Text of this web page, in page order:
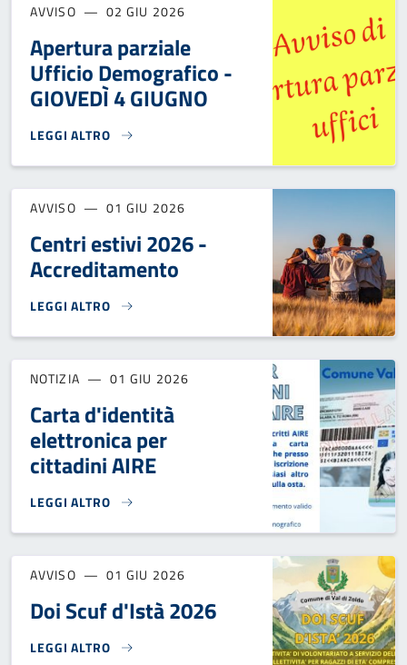
AVVISO 02 GIU 2026
Apertura parziale
Ufficio Demografico -
GIOVEDÌ 4 GIUGNO
LEGGI ALTRO
APERTURA PARZIALE UFFICIO DEMOGRAFICO - GIOVEDÌ 4
AVVISO 01 GIU 2026
Centri estivi 2026 -
Accreditamento
LEGGI ALTRO
CENTRI ESTIVI 2026 - ACCREDITAMENTO}
NOTIZIA 01 GIU 2026
Carta d'identità
elettronica per
cittadini AIRE
LEGGI ALTRO
CARTA D'IDENTITÀ ELETTRONICA PER CITTADINI AIRE}
AVVISO 01 GIU 2026
Doi Scuf d'Istà 2026
LEGGI ALTRO
DOI SCUF D'ISTÀ 2026}